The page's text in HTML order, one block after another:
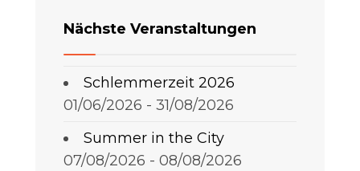
Nächste Veranstaltungen
Schlemmerzeit 2026
01/06/2026 - 31/08/2026
Summer in the City
07/08/2026 - 08/08/2026